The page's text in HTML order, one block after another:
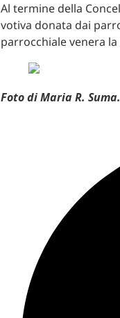
Al termine della
votiva donata dai
parrocchiale venera
Foto di Maria R. Suma.